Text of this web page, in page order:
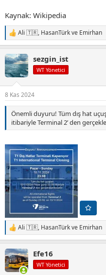
Kaynak: Wikipedia
T
e
k
i
l
Ali 🇹🇷, HasanTürkve Emirhan
sezgin_ist
WT Yönetici
8 Kas 2024
Önemli duyuru! Tüm dış hat
itibariyle Terminal 2’ den
T
e
k
i
l
Ali 🇹🇷, HasanTürkve Emirhan
Efe16
WT Yönetici